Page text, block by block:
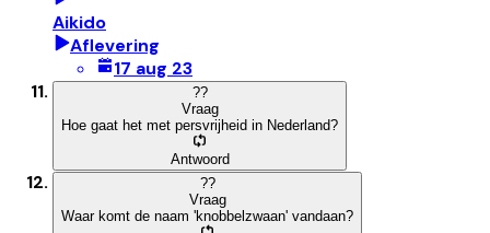
Aikido
Aflevering
17 aug 23
??
Vraag
Hoe gaat het met persvrijheid in Nederland?
Antwoord
??
Vraag
Waar komt de naam 'knobbelzwaan' vandaan?